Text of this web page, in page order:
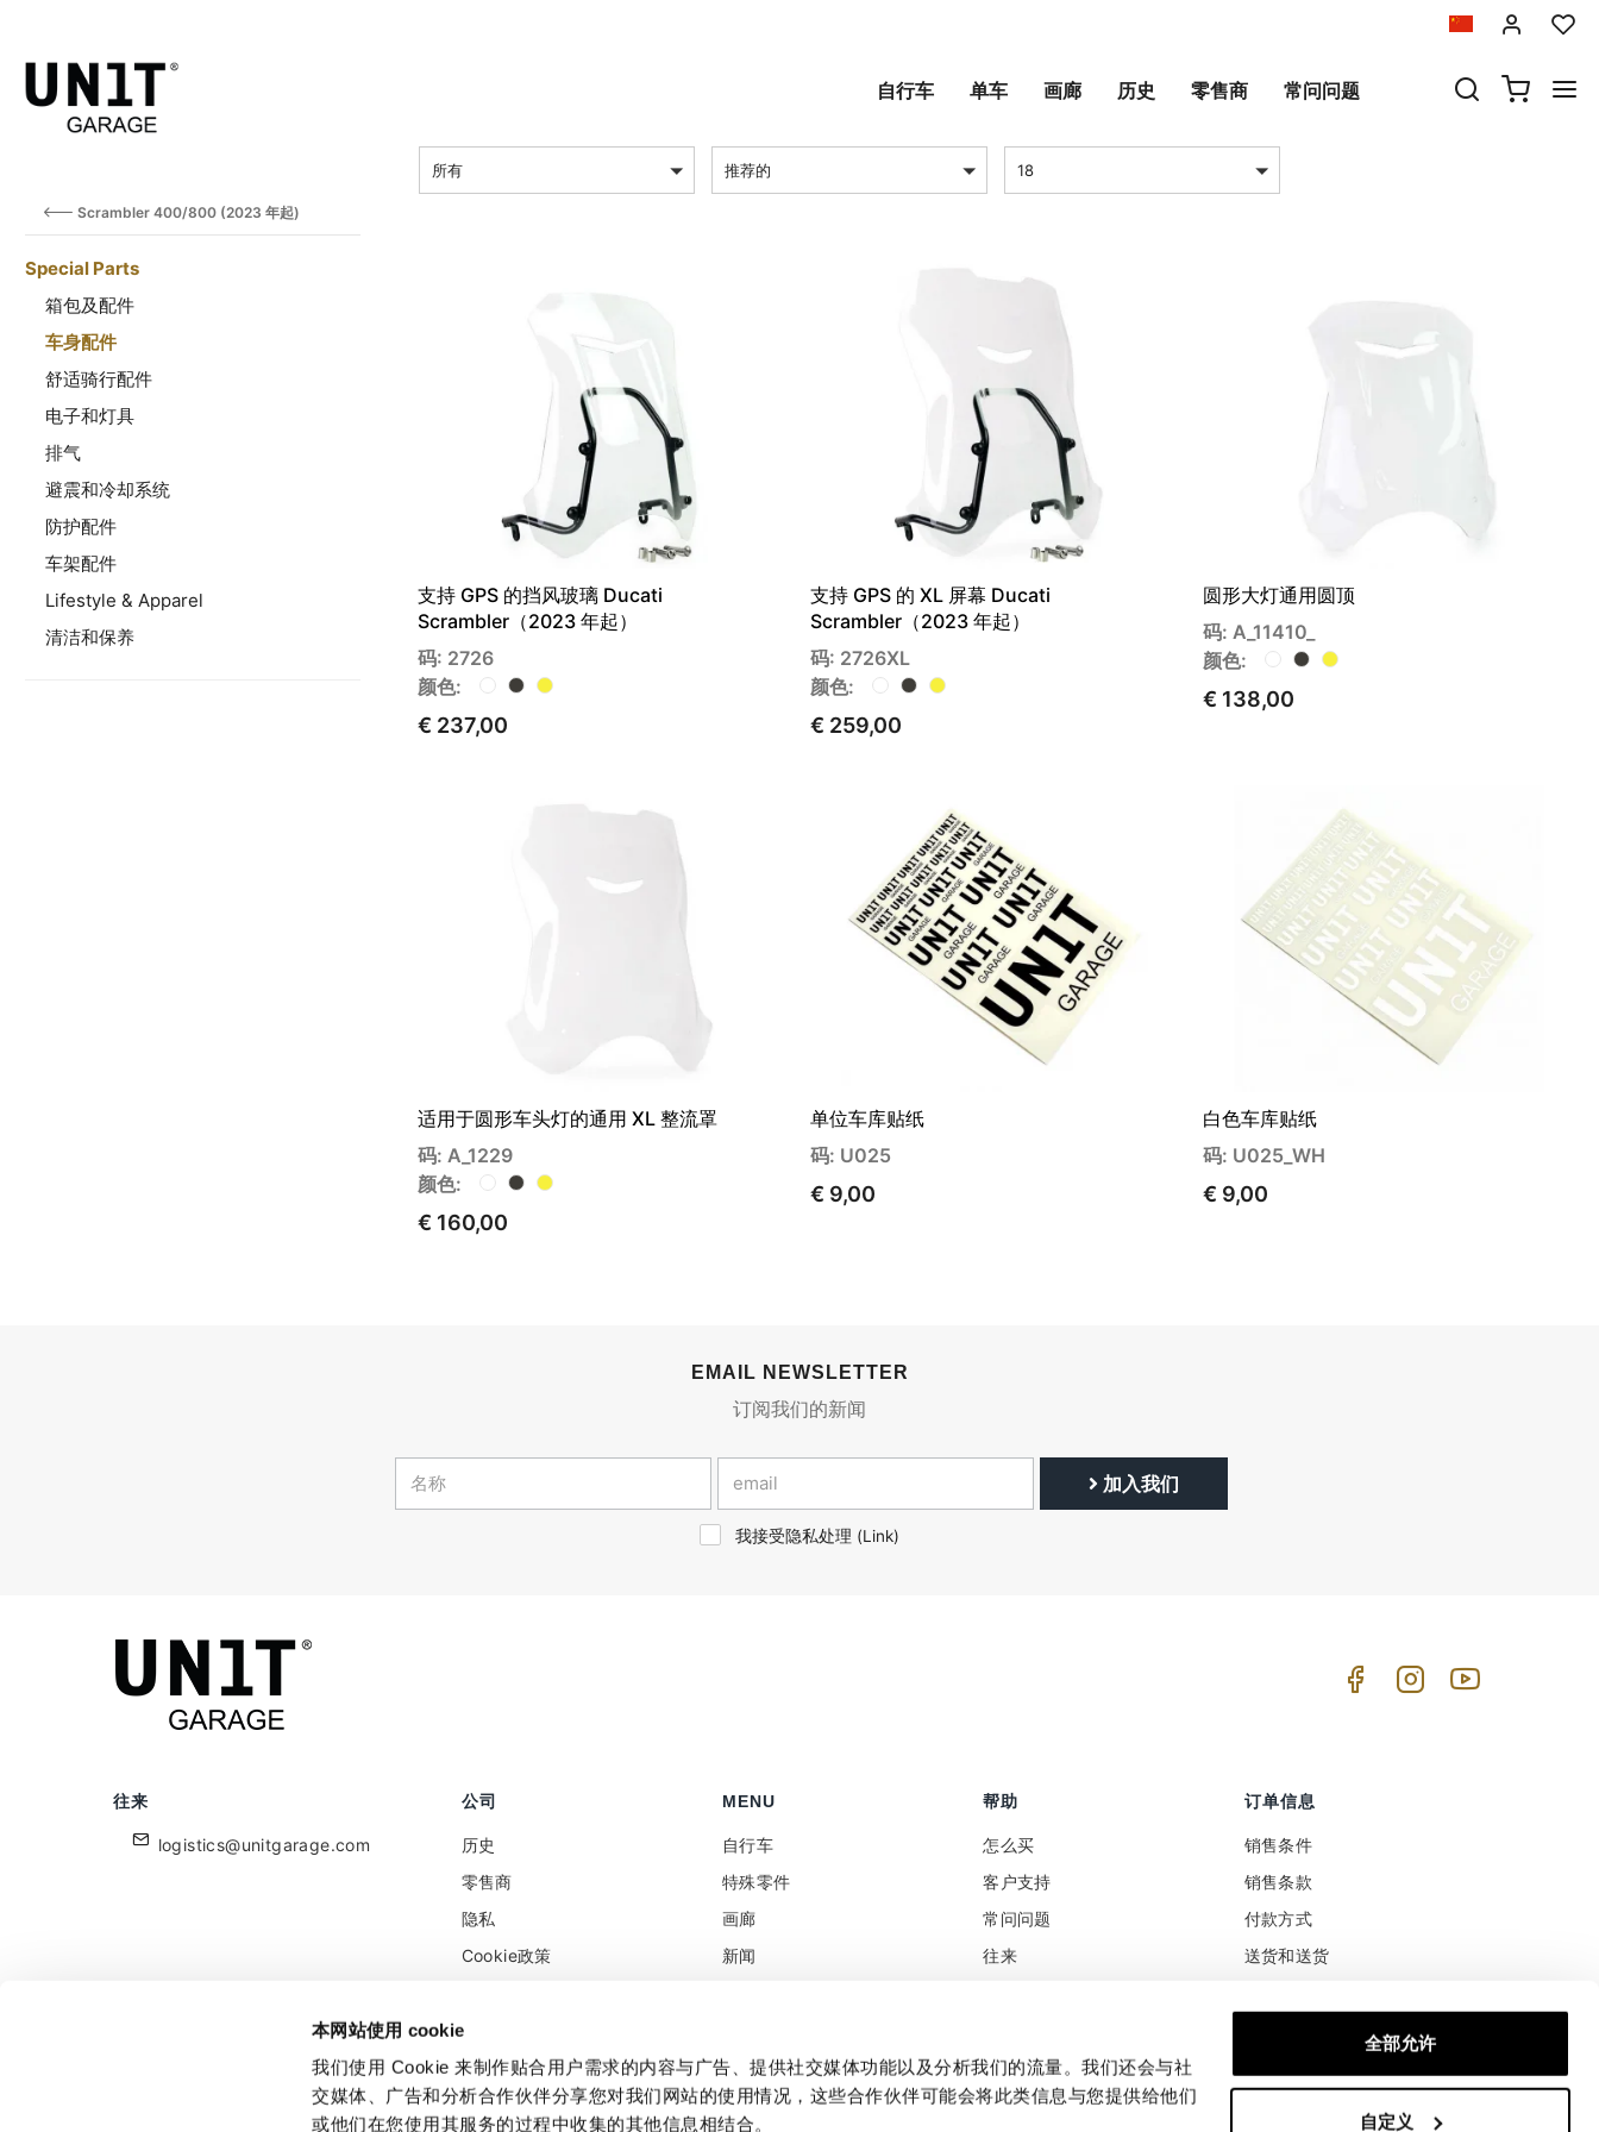
本网站使用 cookie
我们使用 Cookie 来制作贴合用户需求的内容与广告、提供社交媒体功能以及分析我们的流量。我们还会与社
交媒体、广告和分析合作伙伴分享您对我们网站的使用情况，这些合作伙伴可能会将此类信息与您提供给他们
或他们在您使用其服务的过程中收集的其他信息相结合。
全部允许
自定义
自行车 单车 画廊 历史 零售商 常问问题
Scrambler 400/800 (2023 年起)
Special Parts
箱包及配件
车身配件
舒适骑行配件
电子和灯具
排气
避震和冷却系统
防护配件
车架配件
Lifestyle & Apparel
清洁和保养
所有 推荐的 18
支持 GPS 的挡风玻璃 Ducati
Scrambler（2023 年起）
码: 2726
颜色:
€ 237,00
支持 GPS 的 XL 屏幕 Ducati
Scrambler（2023 年起）
码: 2726XL
颜色:
€ 259,00
圆形大灯通用圆顶
码: A_11410_
颜色:
€ 138,00
适用于圆形车头灯的通用 XL 整流罩
码: A_1229
颜色:
€ 160,00
单位车库贴纸
码: U025
€ 9,00
白色车库贴纸
码: U025_WH
€ 9,00
EMAIL NEWSLETTER
订阅我们的新闻
加入我们
我接受隐私处理 (Link)
往来
logistics@unitgarage.com
公司
历史
零售商
隐私
Cookie政策
反馈
MENU
自行车
特殊零件
画廊
新闻
帮助
怎么买
客户支持
常问问题
往来
订单信息
销售条件
销售条款
付款方式
送货和送货